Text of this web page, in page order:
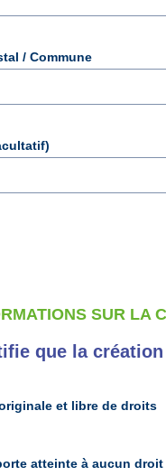
/ Commune
SUR LA
que la
et libre de droits
atteinte à aucun droit